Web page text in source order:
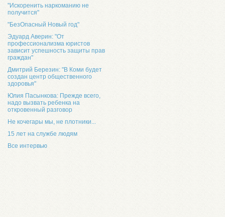
"Искоренить наркоманию не
получится"
"БезОпасный Новый год"
Эдуард Аверин: "От
профессионализма юристов
зависит успешность защиты прав
граждан"
Дмитрий Березин: "В Коми будет
создан центр общественного
здоровья"
Юлия Пасынкова: Прежде всего,
надо вызвать ребенка на
откровенный разговор
Не кочегары мы, не плотники...
15 лет на службе людям
Все интервью